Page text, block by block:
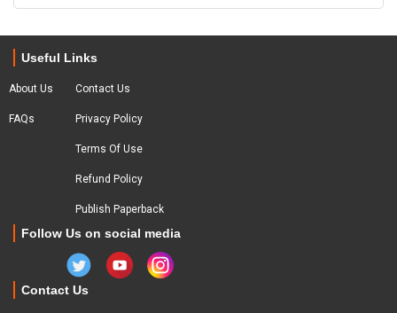
Useful Links
About Us
FAQs
Contact Us
Privacy Policy
Terms Of Use
Refund Policy
Publish Paperback
Follow Us on social media
Contact Us